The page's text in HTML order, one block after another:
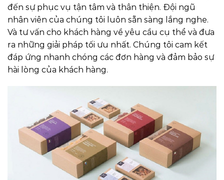
đến sự phục vụ tận tâm và thân thiện. Đội ngũ
nhân viên của chúng tôi luôn sẵn sàng lắng nghe.
Và tư vấn cho khách hàng về yêu cầu cụ thể và đưa
ra những giải pháp tối ưu nhất. Chúng tôi cam kết
đáp ứng nhanh chóng các đơn hàng và đảm bảo sự
hài lòng của khách hàng.